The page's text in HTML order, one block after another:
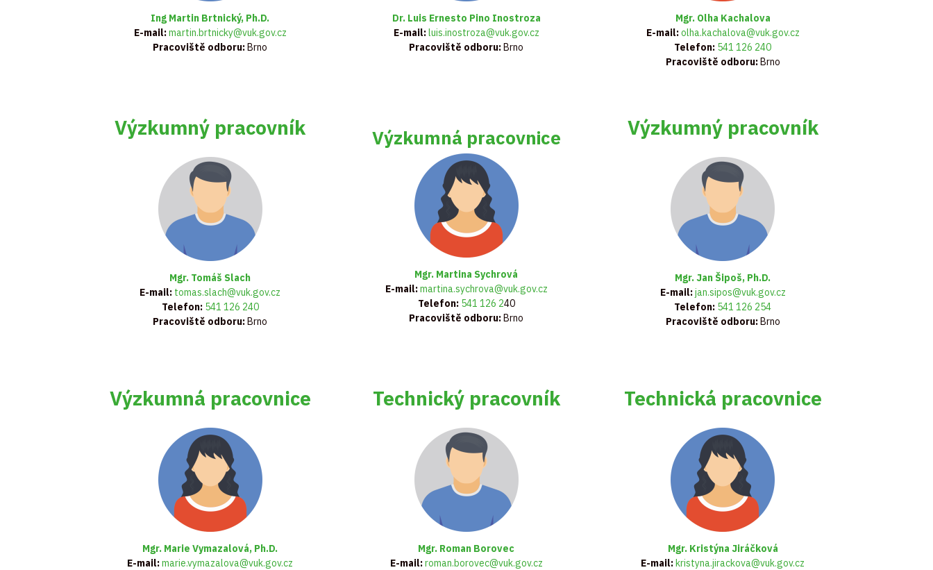
Ing Martin Brtnický, Ph.D.
E-mail:martin.brtnicky@vuk.gov.cz
Pracoviště odboru:Brno
Dr. Luis Ernesto Pino Inostroza
E-mail:luis.inostroza@vuk.gov.cz
Pracoviště odboru:Brno
Mgr. Olha Kachalova
E-mail:olha.kachalova@vuk.gov.cz
Telefon: 541 126 240
Pracoviště odboru:Brno
Výzkumný pracovník
Mgr. Tomáš Slach
E-mail: tomas.slach@vuk.gov.cz
Telefon: 541 126 240
Pracoviště odboru:Brno
Výzkumná pracovnice
Mgr. Martina Sychrová
E-mail:martina.sychrova@vuk.gov.cz
Telefon: 541 126 240
Pracoviště odboru:Brno
Výzkumný pracovník
Mgr. Jan Šipoš, Ph.D.
E-mail:jan.sipos@vuk.gov.cz
Telefon: 541 126 254
Pracoviště odboru:Brno
Výzkumná pracovnice
Mgr. Marie Vymazalová, Ph.D.
E-mail:marie.vymazalova@vuk.gov.cz
Technický pracovník
Mgr. Roman Borovec
E-mail:roman.borovec@vuk.gov.cz
Technická pracovnice
Mgr. Kristýna Jiráčková
E-mail:kristyna.jirackova@vuk.gov.cz